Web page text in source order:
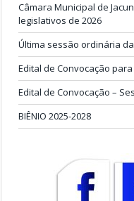
Câmara Municipal de
legislativos de 2026
Última sessão ordinária
Edital de Convocação
Edital de Convocação –
BIÊNIO 2025-2028